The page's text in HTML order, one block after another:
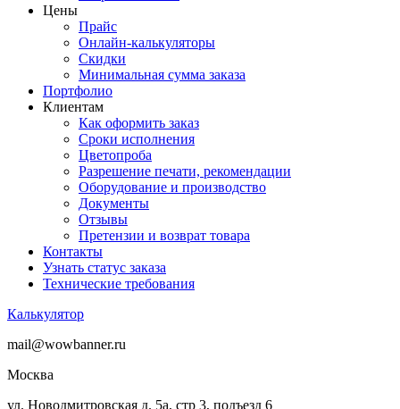
Цены
Прайс
Онлайн-калькуляторы
Скидки
Минимальная сумма заказа
Портфолио
Клиентам
Как оформить заказ
Сроки исполнения
Цветопроба
Разрешение печати, рекомендации
Оборудование и производство
Документы
Отзывы
Претензии и возврат товара
Контакты
Узнать статус заказа
Технические требования
Калькулятор
mail@wowbanner.ru
Москва
ул. Новодмитровская д. 5а, стр 3, подъезд 6